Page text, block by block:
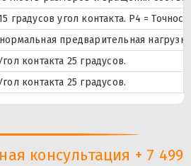
градусов угол контакта. P4 =
предварительная
контакта 25 градусов.
контакта 25 градусов.
консультация + 7 499